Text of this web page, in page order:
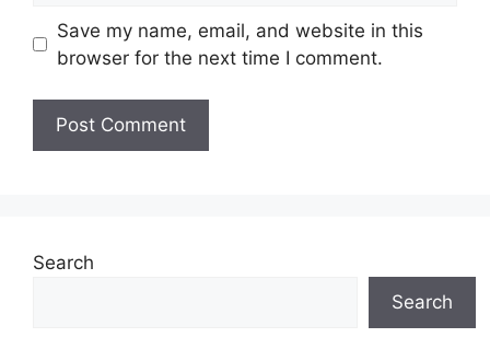
Save my name, email, and website in this
browser for the next time I comment.
Search
Search